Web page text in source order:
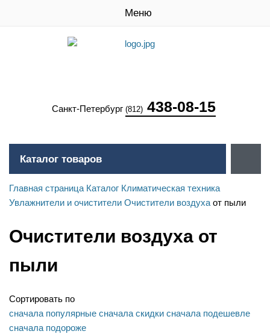
Меню
Санкт-Петербург (812) 438-08-15
Каталог товаров
Главная страница Каталог Климатическая техника
Увлажнители и очистители Очистители воздуха от пыли
Очистители воздуха от
пыли
Сортировать по
сначала популярные сначала скидки сначала подешевле
сначала подороже